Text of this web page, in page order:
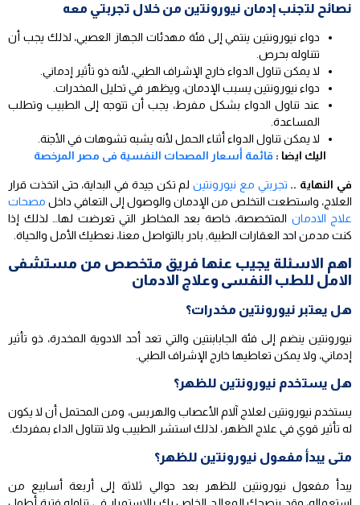
نصائح لتجنب إدمان نيورونتين من خلال تجربتي معه
دواء نيورونتين ينتمي إلى فئة مهدئات الجهاز العصبي، لذلك يجب أن
تتناوله بحرص.
لا يمكن تناول الدواء خارج الإشراف الطبي، لأنه ذو تأثير إدماني.
دواء نيورونتين يسبب الإدمان، ويظهر في تحليل المخدرات.
عند تناول الدواء بشكل مفرط، يجب أن تتوجه إلى الطبيب وتطلب
المساعدة.
لا يمكن تناول الدواء أثناء الحمل لأنه يشبه تشوهات في الأجنة.
اليك ايضا : قائمة أسعار المصحات النفسية فى مصر المرخصة
في النهاية .. تجربتي مع نيورونتينلم تكن جيدة في البداية، حتى اتخذت قرار
العلاج، واستطعت التخلص من الإدمان والوصول إلى التعافي داخل مصحات
علاج الادمان المتخصصة، خاصة بعد المخاطر التي تعرضت لها… لذلك إذا
كنت مدمن احد العقارات الطبية, بادر بالتواصل معنا، نعطيك الأمل والحياة.
اهم الاسئلة يجيب عنها فريق متخصص من مستشفى
الامل للطب النفسى وعلاج الادمان
هل يعتبر نيورونتين مخدرات؟
نيورونتين ينضم إلى فئة الجابابنتين والتي تعد أحد الادوية المخدرة، ذو تأثير
إدماني، ولا يمكن تعاطيها خارج الإشراف الطبي.
هل يستخدم نيورونتين للظهر؟
يستخدم نيورونتين لعلاج آلام الأعصاب والهربس، ومن المحتمل أن لا يكون
له تأثير قوي في علاج الظهر، لذلك استشر الطبيب ولا تتناول الداء بمفردك.
متى يبدأ مفعول نيورونتين للظهر؟
يبدأ مفعول نيورونتين للظهر بعد حوالي ثلاثة إلى أربعة أسابيع من
استعماله، وقد ينصحك المعالج الخاص بك بالاستمرار في تناوله فترة أطول